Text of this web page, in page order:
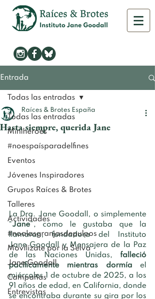
Entrada
Todas las entradas
Minihéroes
#noespaísparadelfines
Eventos
Jóvenes Inspiradores
Grupos Raíces & Brotes
Talleres
Actividades
#noalasgranjasdepulpos
Movilízate por la Selva
Jane Goodall
Campañas
Entrevistas
Todas las entradas
Hasta siempre, querida Jane
Raíces & Brotes España
La Dra. Jane Goodall, o simplemente
“Jane”, como le gustaba que la
llamaran, fundadora del Instituto
Jane Goodall y Mensajera de la Paz
de las Naciones Unidas, falleció
pacíficamente mientras dormía el
miércoles 1 de octubre de 2025, a los
91 años de edad, en California, donde
se encontraba durante su gira por los